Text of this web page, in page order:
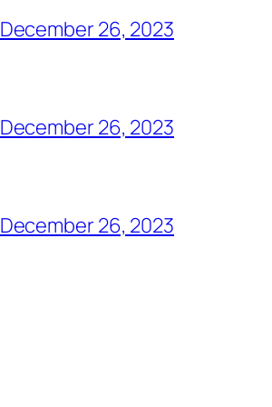
December 26, 2023
December 26, 2023
December 26, 2023